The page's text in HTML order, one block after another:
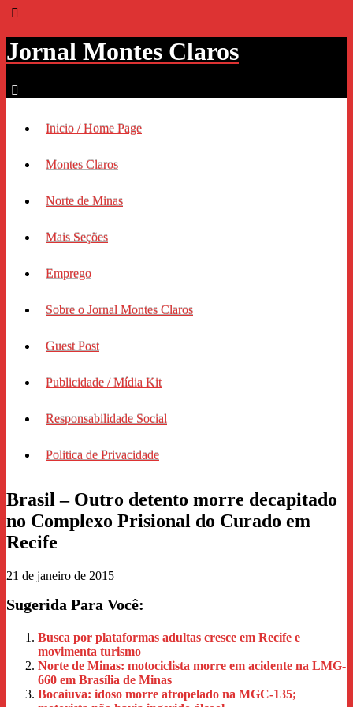
Jornal Montes Claros
Inicio / Home Page
Montes Claros
Norte de Minas
Mais Seções
Emprego
Sobre o Jornal Montes Claros
Guest Post
Publicidade / Mídia Kit
Responsabilidade Social
Politica de Privacidade
Brasil – Outro detento morre decapitado
no Complexo Prisional do Curado em
Recife
21 de janeiro de 2015
Sugerida Para Você:
Busca por plataformas adultas cresce em Recife e
movimenta turismo
Norte de Minas: motociclista morre em acidente na LMG-
660 em Brasília de Minas
Bocaiuva: idoso morre atropelado na MGC-135;